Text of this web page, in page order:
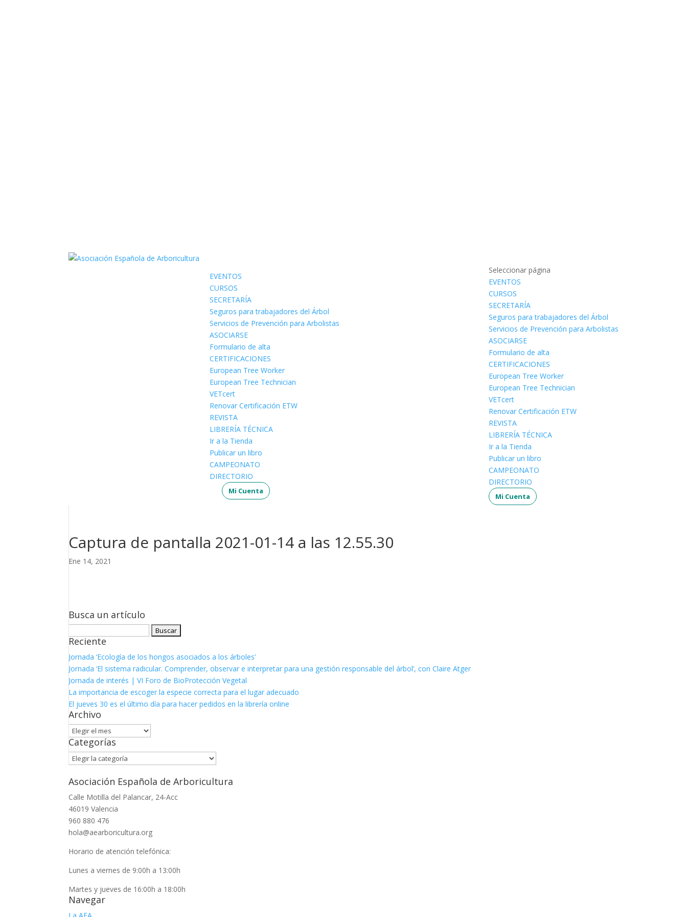
EVENTOS
CURSOS
SECRETARÍA
Seguros para trabajadores del Árbol
Servicios de Prevención para Arbolistas
ASOCIARSE
Formulario de alta
CERTIFICACIONES
European Tree Worker
European Tree Technician
VETcert
Renovar Certificación ETW
REVISTA
LIBRERÍA TÉCNICA
Ir a la Tienda
Publicar un libro
CAMPEONATO
DIRECTORIO
Mi Cuenta
Seleccionar página
EVENTOS
CURSOS
SECRETARÍA
Seguros para trabajadores del Árbol
Servicios de Prevención para Arbolistas
ASOCIARSE
Formulario de alta
CERTIFICACIONES
European Tree Worker
European Tree Technician
VETcert
Renovar Certificación ETW
REVISTA
LIBRERÍA TÉCNICA
Ir a la Tienda
Publicar un libro
CAMPEONATO
DIRECTORIO
Mi Cuenta
Captura de pantalla 2021-01-14 a las 12.55.30
Ene 14, 2021
Busca un artículo
Reciente
Jornada ‘Ecología de los hongos asociados a los árboles’
Jornada ‘El sistema radicular. Comprender, observar e interpretar para una gestión responsable del árbol’, con Claire Atger
Jornada de interés | VI Foro de BioProtección Vegetal
La importancia de escoger la especie correcta para el lugar adecuado
El jueves 30 es el último día para hacer pedidos en la librería online
Archivo
Archivo
Categorías
Categorías
Asociación Española de Arboricultura
Calle Motilla del Palancar, 24-Acc
46019 Valencia
960 880 476
hola@aearboricultura.org
Horario de atención telefónica:
Lunes a viernes de 9:00h a 13:00h
Martes y jueves de 16:00h a 18:00h
Navegar